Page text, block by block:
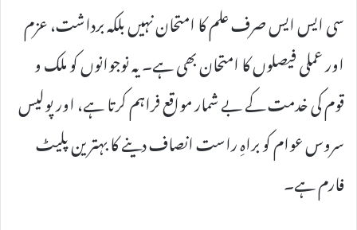
سی ایس ایس صرف علم کا امتحان نہیں بلکہ برداشت، عزم
اور عملی فیصلوں کا امتحان بھی ہے۔ یہ نوجوانوں کو ملک و
قوم کی خدمت کے بے شمار مواقع فراہم کرتا ہے، اور پولیس
سروس عوام کو براہِ راست انصاف دینے کا بہترین پلیٹ
فارم ہے۔